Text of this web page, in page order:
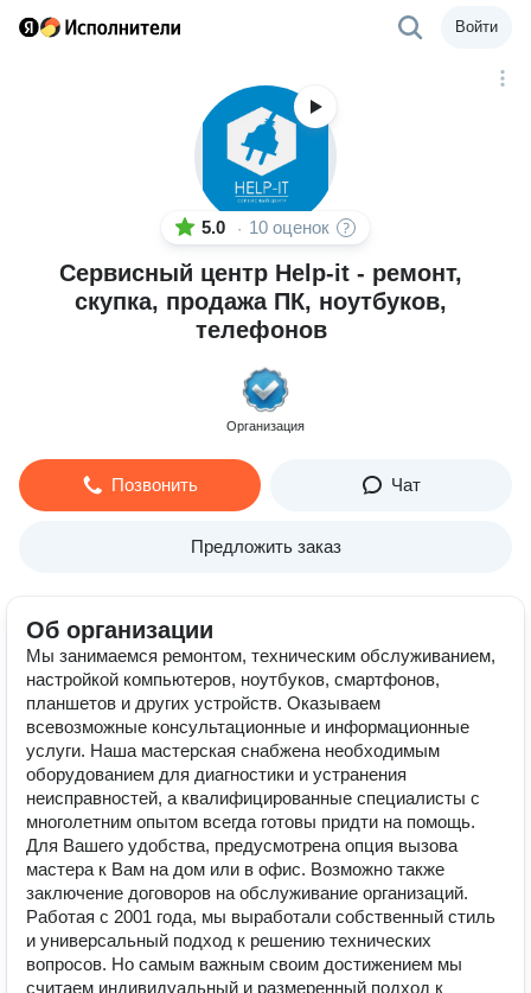
Войти
5.0 · 10 оценок
Сервисный центр Help-it - ремонт,
скупка, продажа ПК, ноутбуков,
телефонов
Организация
Позвонить Чат
Предложить заказ
Об организации
Мы занимаемся ремонтом, техническим обслуживанием,
настройкой компьютеров, ноутбуков, смартфонов,
планшетов и других устройств. Оказываем
всевозможные консультационные и информационные
услуги. Наша мастерская снабжена необходимым
оборудованием для диагностики и устранения
неисправностей, а квалифицированные специалисты с
многолетним опытом всегда готовы придти на помощь.
Для Вашего удобства, предусмотрена опция вызова
мастера к Вам на дом или в офис. Возможно также
заключение договоров на обслуживание организаций.
Работая с 2001 года, мы выработали собственный стиль
и универсальный подход к решению технических
вопросов. Но самым важным своим достижением мы
считаем индивидуальный и размеренный подход к